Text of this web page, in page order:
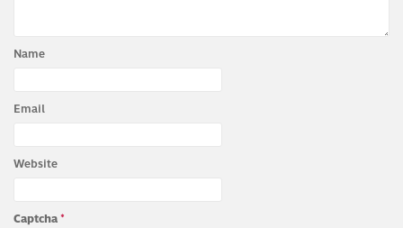
Name
Email
Website
Captcha*